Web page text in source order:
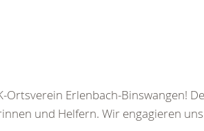
Ortsverein Erlenbach-Binswangen!
und Helfern. Wir engagieren